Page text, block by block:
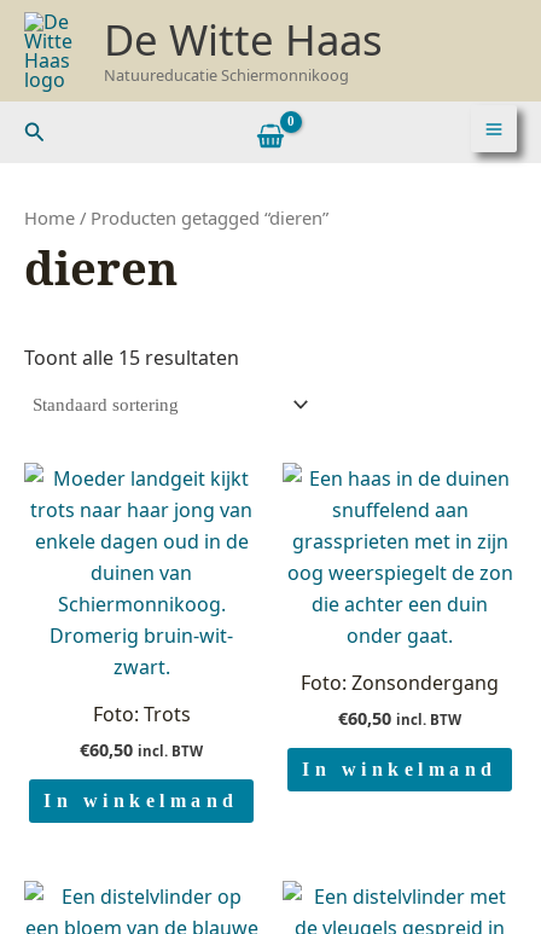
naar
inhoud
De Witte Haas
Natuureducatie Schiermonnikoog
Zoeken
Home / Producten getagged “dieren”
dieren
Toont alle 15 resultaten
Foto: Trots
€60,50 incl. BTW
In winkelmand
Foto: Zonsondergang
€60,50 incl. BTW
In winkelmand